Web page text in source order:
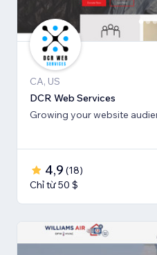
CA, US
DCR Web Services
Growing your website
4,9 (18)
Chỉ từ 50 $